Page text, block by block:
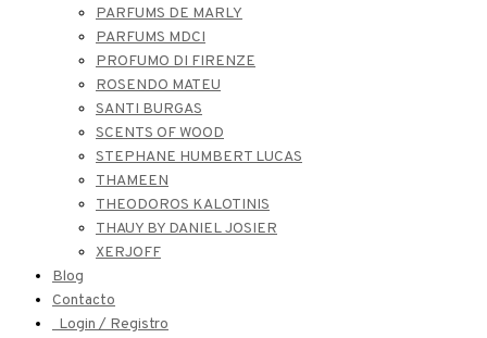
PARFUMS DE MARLY
PARFUMS MDCI
PROFUMO DI FIRENZE
ROSENDO MATEU
SANTI BURGAS
SCENTS OF WOOD
STEPHANE HUMBERT LUCAS
THAMEEN
THEODOROS KALOTINIS
THAUY BY DANIEL JOSIER
XERJOFF
Blog
Contacto
Login / Registro